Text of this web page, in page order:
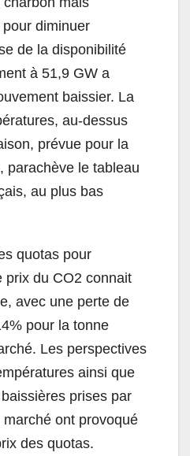
diminuer
de la disponibilité
à 51,9 GW a
baissier. La
au-dessus
prévue pour la
parachève le tableau
au plus bas
quotas pour
prix du CO2 connait
avec une perte de
pour la tonne
Les perspectives
ainsi que
prises par
ont provoqué
des quotas.